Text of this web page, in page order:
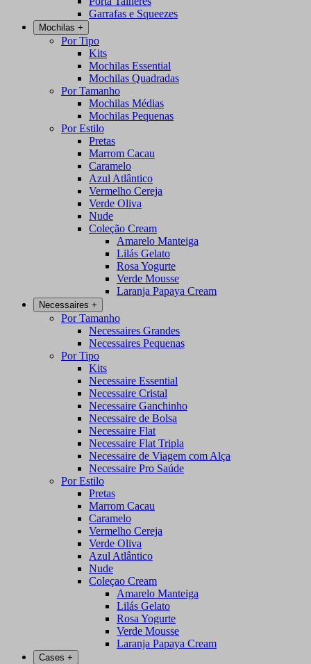
Garrafas e Squeezes
Mochilas +
Por Tipo
Kits
Mochilas Essential
Mochilas Quadradas
Por Tamanho
Mochilas Médias
Mochilas Pequenas
Por Estilo
Pretas
Marrom Cacau
Caramelo
Azul Atlântico
Vermelho Cereja
Verde Oliva
Nude
Coleção Cream
Amarelo Manteiga
Lilás Gelato
Rosa Yogurte
Verde Mousse
Laranja Papaya Cream
Necessaires +
Por Tamanho
Necessaires Grandes
Necessaires Pequenas
Por Tipo
Kits
Necessaire Essential
Necessaire Cristal
Necessaire Ganchinho
Necessaire de Bolsa
Necessaire Flat
Necessaire Flat Tripla
Necessaire de Viagem com Alça
Necessaire Pro Saúde
Por Estilo
Pretas
Marrom Cacau
Caramelo
Vermelho Cereja
Verde Oliva
Azul Atlântico
Nude
Coleçao Cream
Amarelo Manteiga
Lilás Gelato
Rosa Yogurte
Verde Mousse
Laranja Papaya Cream
Cases +